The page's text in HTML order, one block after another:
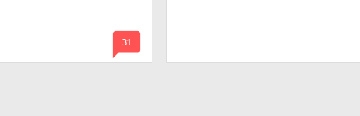
mode_comment
31